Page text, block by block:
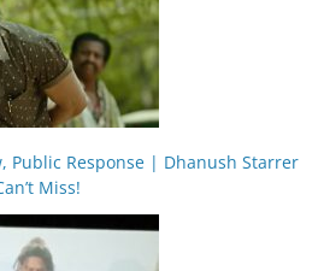
Public Response | Dhanush Starrer
Miss!